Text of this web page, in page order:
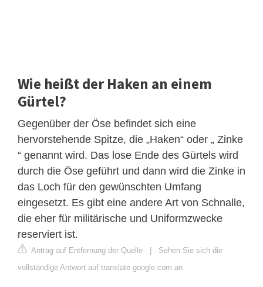
Wie heißt der Haken an einem
Gürtel?
Gegenüber der Öse befindet sich eine
hervorstehende Spitze, die „Haken“ oder „ Zinke
“ genannt wird. Das lose Ende des Gürtels wird
durch die Öse geführt und dann wird die Zinke in
das Loch für den gewünschten Umfang
eingesetzt. Es gibt eine andere Art von Schnalle,
die eher für militärische und Uniformzwecke
reserviert ist.
Antrag auf Entfernung der Quelle | Sehen Sie sich die
vollständige Antwort auf translate.google.com an